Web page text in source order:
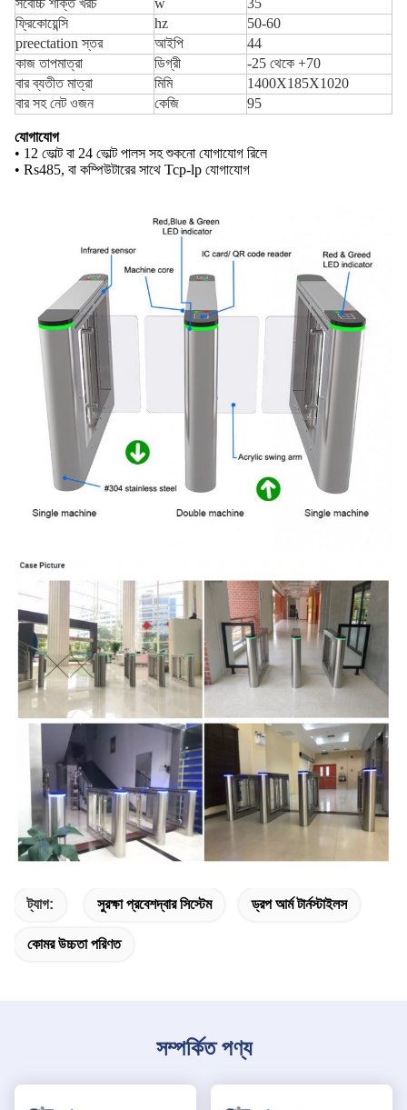
সর্বোচ্চ শক্তি খরচ w
35
ফ্রিকোয়েন্সি
hz
50-60
preectation স্তর
আইপি
44
কাজ তাপমাত্রা
ডিগ্রী
-25 থেকে +70
বার ব্যতীত মাত্রা
মিমি
1400X185X1020
বার সহ নেট ওজন
কেজি 95
যোগাযোগ
• 12 ভোল্ট বা 24 ভোল্ট পালস সহ শুকনো যোগাযোগ রিলে
• Rs485, বা কম্পিউটারের সাথে Tcp-lp যোগাযোগ
ট্যাগ: সুরক্ষা প্রবেশদ্বার সিস্টেম ড্রপ আর্ম টার্নস্টাইলস
কোমর উচ্চতা পরিণত
সম্পর্কিত পণ্য